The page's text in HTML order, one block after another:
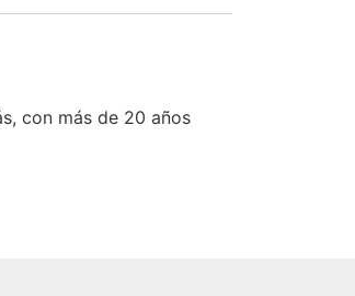
con más de 20 años